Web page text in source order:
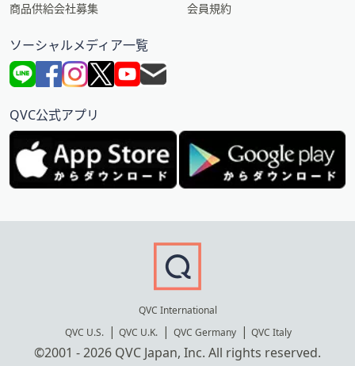
商品供給会社募集
会員規約
ソーシャルメディア一覧
QVC公式アプリ
QVC International
QVC U.S.
QVC U.K. QVC Germany QVC Italy
©2001 - 2026 QVC Japan, Inc. All rights reserved.